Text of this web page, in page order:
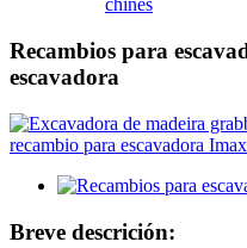
chinés
Recambios para
escavadora
Breve descrición: